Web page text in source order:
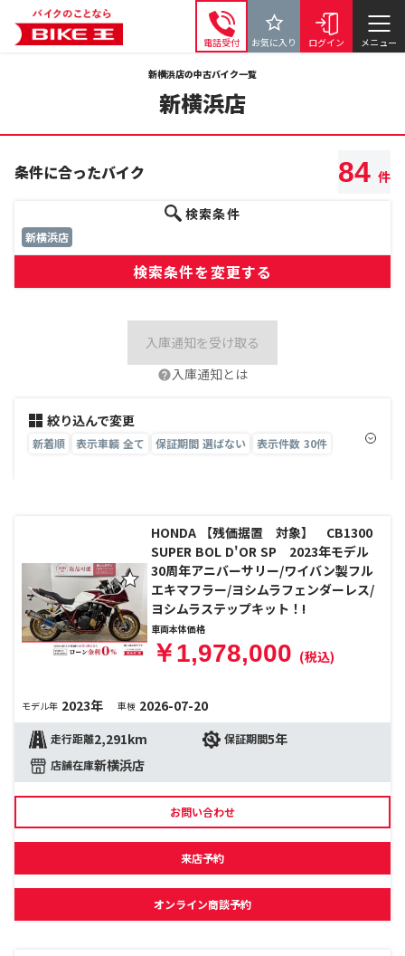
電話受付 お気に入り ログイン メニュー
新横浜店の中古バイク一覧
新横浜店
条件に合ったバイク 84 件
検索条件
新横浜店
検索条件を変更する
入庫通知を受け取る
入庫通知とは
絞り込んで変更
新着順 表示車輌 全て 保証期間 選ばない 表示件数 30件
HONDA 【残価据置 対象】 CB1300
SUPER BOL D'OR SP 2023年モデル
30周年アニバーサリー/ワイバン製フル
エキマフラー/ヨシムラフェンダーレス/
ヨシムラステップキット！!
車両本体価格
￥1,978,000 (税込)
モデル年 2023年 車検 2026-07-20
走行距離2,291km 保証期間5年
店舗在庫新横浜店
お問い合わせ
来店予約
オンライン商談予約